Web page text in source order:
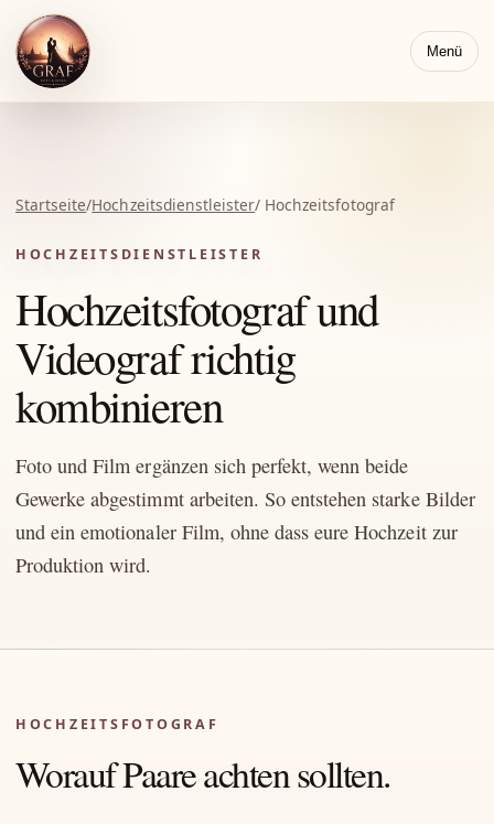
Menü
Startseite/Hochzeitsdienstleister/ Hochzeitsfotograf
HOCHZEITSDIENSTLEISTER
Hochzeitsfotograf und
Videograf richtig
kombinieren
Foto und Film ergänzen sich perfekt, wenn beide
Gewerke abgestimmt arbeiten. So entstehen starke Bilder
und ein emotionaler Film, ohne dass eure Hochzeit zur
Produktion wird.
HOCHZEITSFOTOGRAF
Worauf Paare achten sollten.